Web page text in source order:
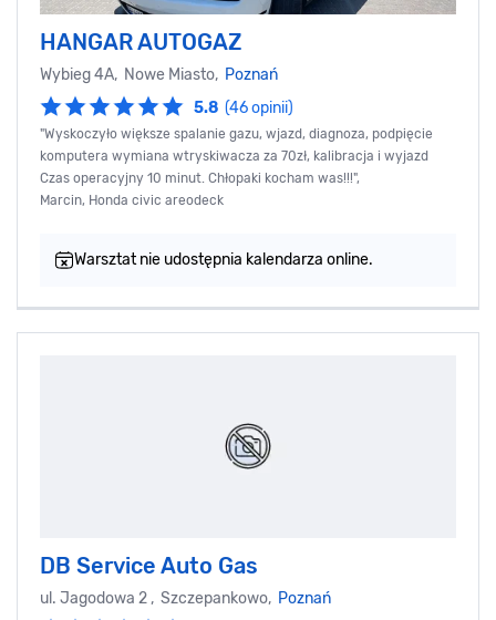
HANGAR AUTOGAZ
Wybieg 4A, Nowe Miasto, Poznań
5.8 (46 opinii)
"Wyskoczyło większe spalanie gazu, wjazd, diagnoza, podpięcie
komputera wymiana wtryskiwacza za 70zł, kalibracja i wyjazd
Czas operacyjny 10 minut. Chłopaki kocham was!!!",
Marcin, Honda civic areodeck
Warsztat nie udostępnia kalendarza online.
DB Service Auto Gas
ul. Jagodowa 2 , Szczepankowo, Poznań